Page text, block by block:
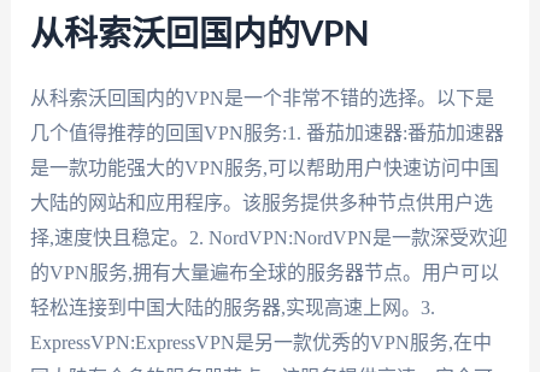
从科索沃回国内的VPN
从科索沃回国内的VPN是一个非常不错的选择。以下是
几个值得推荐的回国VPN服务:1. 番茄加速器:番茄加速器
是一款功能强大的VPN服务,可以帮助用户快速访问中国
大陆的网站和应用程序。该服务提供多种节点供用户选
择,速度快且稳定。2. NordVPN:NordVPN是一款深受欢迎
的VPN服务,拥有大量遍布全球的服务器节点。用户可以
轻松连接到中国大陆的服务器,实现高速上网。3.
ExpressVPN:ExpressVPN是另一款优秀的VPN服务,在中